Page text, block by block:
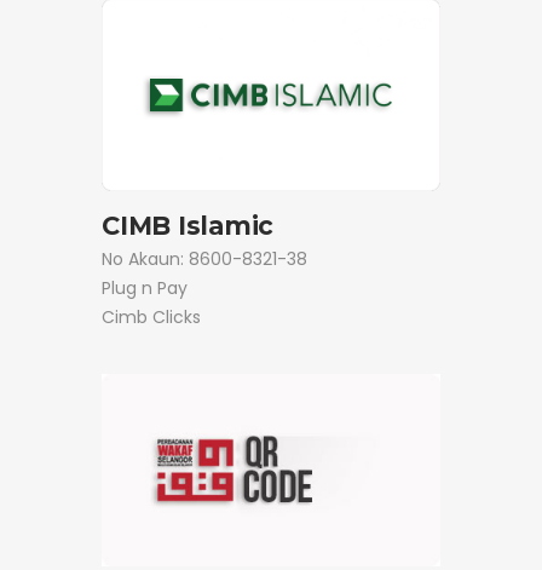
CIMB Islamic
No Akaun: 8600-8321-38
Plug n Pay
Cimb Clicks